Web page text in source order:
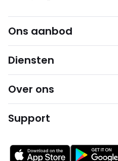
Ons aanbod
Diensten
Over ons
Support